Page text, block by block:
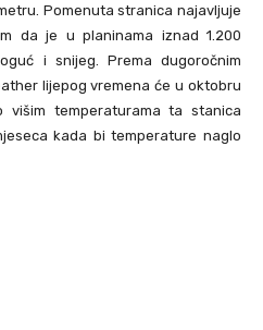
Pomenuta stranica najavljuje
da je u planinama iznad 1.200
i snijeg. Prema dugoročnim
lijepog vremena će u oktobru
temperaturama ta stanica
kada bi temperature naglo